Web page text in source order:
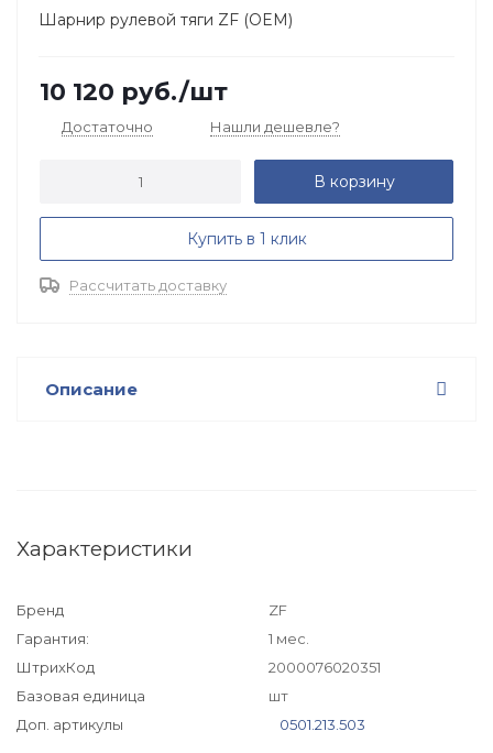
Шарнир рулевой тяги ZF (OEM)
10 120 руб./шт
Достаточно Нашли дешевле?
В корзину
Купить в 1 клик
Рассчитать доставку
Описание
Характеристики
Бренд
ZF
Гарантия:
1 мес.
ШтрихКод
2000076020351
Базовая единица
шт
Доп. артикулы
0501.213.503